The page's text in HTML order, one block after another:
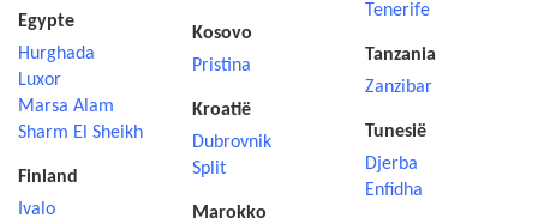
Egypte
Hurghada
Luxor
Marsa Alam
Sharm El Sheikh
Finland
Ivalo
Kosovo
Pristina
Kroatië
Dubrovnik
Split
Marokko
Tenerife
Tanzania
Zanzibar
Tunesië
Djerba
Enfidha